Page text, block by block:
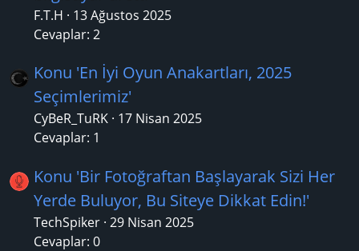
F.T.H
13 Ağustos 2025
Cevaplar: 2
Konu 'En İyi Oyun Anakartları, 2025
Seçimlerimiz'
CyBeR_TuRK 17 Nisan 2025
Cevaplar: 1
Konu 'Bir Fotoğraftan Başlayarak Sizi Her
Yerde Buluyor, Bu Siteye Dikkat Edin!'
TechSpiker 29 Nisan 2025
Cevaplar: 0